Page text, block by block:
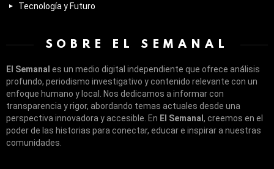
Tecnología y Futuro
SOBRE EL SEMANAL
El Semanal es un medio digital independiente que ofrece análisis
profundo, periodismo investigativo y contenido relevante con un
enfoque humano y local. Nos dedicamos a informar con
transparencia y rigor, abordando temas actuales desde una
perspectiva innovadora y accesible. En El Semanal , creemos en el
poder de las historias para conectar, educar e inspirar a nuestras
comunidades.